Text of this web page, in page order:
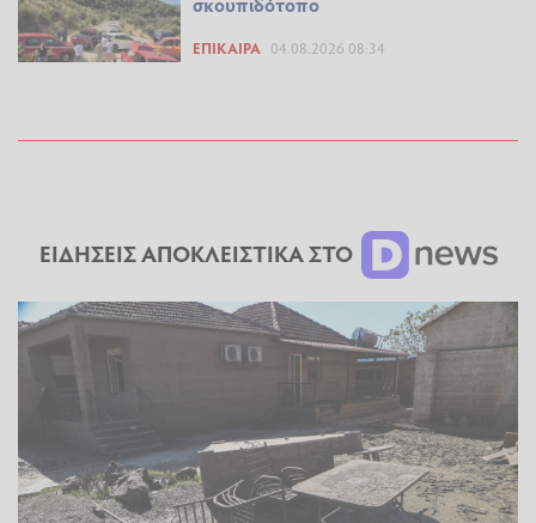
ΕΠΊΚΑΙΡΑ 04.08.2026 08:34
ΕΙΔΗΣΕΙΣ ΑΠΟΚΛΕΙΣΤΙΚΑ ΣΤΟ